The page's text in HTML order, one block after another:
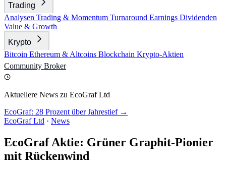
Trading
Analysen Trading & Momentum Turnaround Earnings Dividenden
Value & Growth
Krypto
Bitcoin Ethereum & Altcoins Blockchain Krypto-Aktien
Community Broker
Aktuellere News zu EcoGraf Ltd
EcoGraf: 28 Prozent über Jahrestief →
EcoGraf Ltd · News
EcoGraf Aktie: Grüner Graphit-Pionier
mit Rückenwind